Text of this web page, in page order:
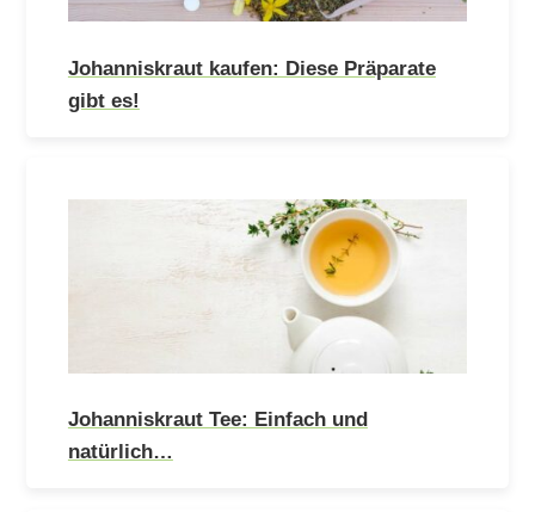
Johanniskraut kaufen: Diese Präparate
gibt es!
Johanniskraut Tee: Einfach und
natürlich…